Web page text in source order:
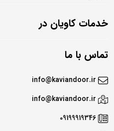
خدمات کاویان در
تماس با ما
info@kaviandoor.ir
info@kaviandoor.ir
09199919346